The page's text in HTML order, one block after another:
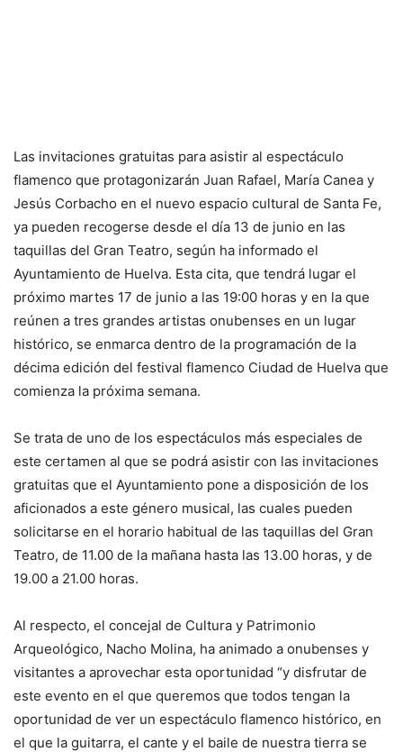
Las invitaciones gratuitas para asistir al espectáculo
flamenco que protagonizarán Juan Rafael, María Canea y
Jesús Corbacho en el nuevo espacio cultural de Santa Fe,
ya pueden recogerse desde el día 13 de junio en las
taquillas del Gran Teatro, según ha informado el
Ayuntamiento de Huelva. Esta cita, que tendrá lugar el
próximo martes 17 de junio a las 19:00 horas y en la que
reúnen a tres grandes artistas onubenses en un lugar
histórico, se enmarca dentro de la programación de la
décima edición del festival flamenco Ciudad de Huelva que
comienza la próxima semana.
Se trata de uno de los espectáculos más especiales de
este certamen al que se podrá asistir con las invitaciones
gratuitas que el Ayuntamiento pone a disposición de los
aficionados a este género musical, las cuales pueden
solicitarse en el horario habitual de las taquillas del Gran
Teatro, de 11.00 de la mañana hasta las 13.00 horas, y de
19.00 a 21.00 horas.
Al respecto, el concejal de Cultura y Patrimonio
Arqueológico, Nacho Molina, ha animado a onubenses y
visitantes a aprovechar esta oportunidad “y disfrutar de
este evento en el que queremos que todos tengan la
oportunidad de ver un espectáculo flamenco histórico, en
el que la guitarra, el cante y el baile de nuestra tierra se